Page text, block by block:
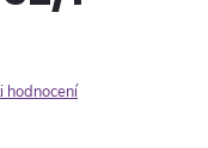
hodnocení